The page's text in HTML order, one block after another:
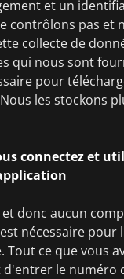
et un
contrôlons pas et
collecte de
qui nous sont
pour
les stockons
connectez et
donc aucun
nécessaire pour
ce que vous
le numéro